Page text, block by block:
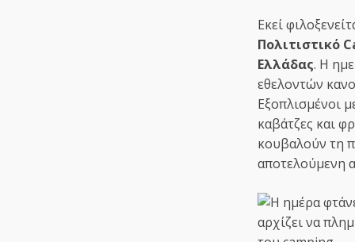
Εκεί
Πολιτιστικό
Ελλάδας. Η
εθελοντών
Εξοπλισμένοι
καβάτζες και
κουβαλούν τη
αποτελούμενη